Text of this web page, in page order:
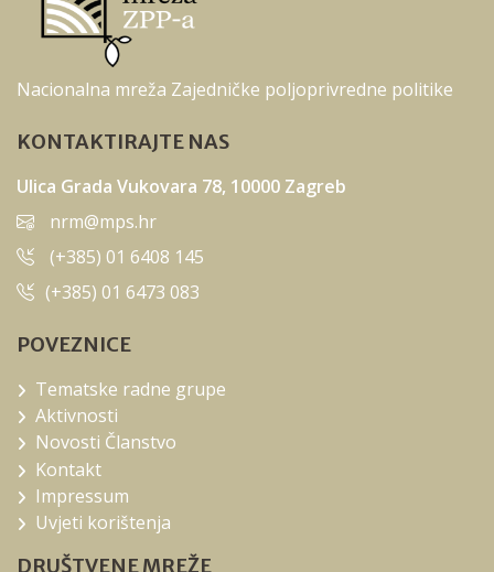
Nacionalna mreža Zajedničke poljoprivredne politike
KONTAKTIRAJTE NAS
Ulica Grada Vukovara 78, 10000 Zagreb
nrm@mps.hr
(+385) 01 6408 145
(+385) 01 6473 083
POVEZNICE
Tematske radne grupe
Aktivnosti
Novosti Članstvo
Kontakt
Impressum
Uvjeti korištenja
DRUŠTVENE MREŽE